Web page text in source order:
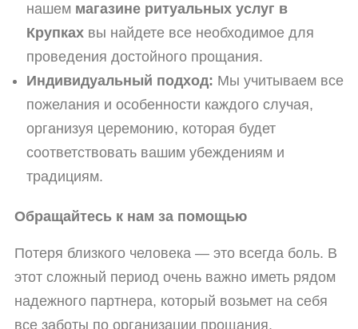
нашем магазине ритуальных услуг в
Крупках вы найдете все необходимое для
проведения достойного прощания.
Индивидуальный подход: Мы учитываем все
пожелания и особенности каждого случая,
организуя церемонию, которая будет
соответствовать вашим убеждениям и
традициям.
Обращайтесь к нам за помощью
Потеря близкого человека — это всегда боль. В
этот сложный период очень важно иметь рядом
надежного партнера, который возьмет на себя
все заботы по организации прощания.